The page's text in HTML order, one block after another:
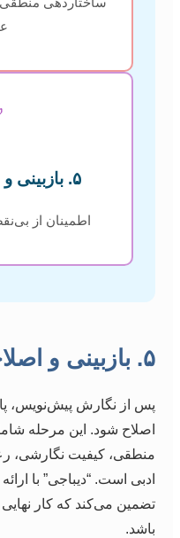
۵. بازبینی و اصلاحات نهایی
اطمینان از
۵. بازبینی و اصلاحات
پس از نگارش پیش‌نویس،
اصلاح شود. این مرحله
منطقی، کیفیت نگارشی،
ادبی است. “دیباجی” با
تضمین می‌کند که کار
باشد.